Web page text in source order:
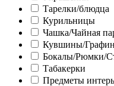
Тарелки/блюдца
Курильницы
Чашка/Чайная
Кувшины/
Бокалы/Рюмки/
Табакерки
Предметы